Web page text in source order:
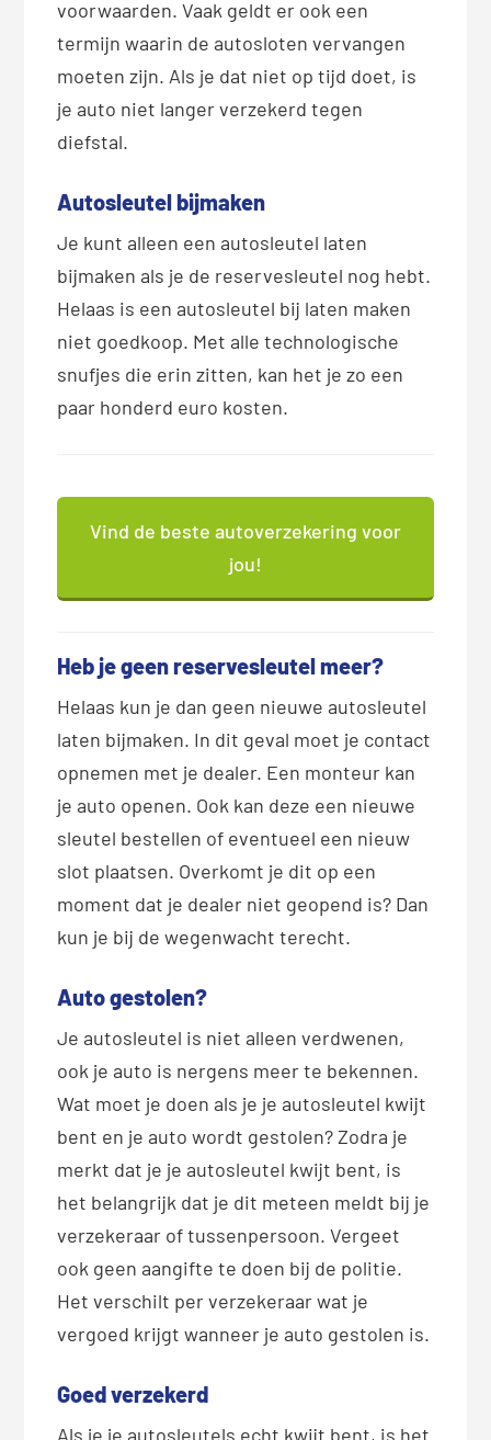
voorwaarden. Vaak geldt er ook een
termijn waarin de autosloten vervangen
moeten zijn. Als je dat niet op tijd doet, is
je auto niet langer verzekerd tegen
diefstal.
Autosleutel bijmaken
Je kunt alleen een autosleutel laten
bijmaken als je de reservesleutel nog hebt.
Helaas is een autosleutel bij laten maken
niet goedkoop. Met alle technologische
snufjes die erin zitten, kan het je zo een
paar honderd euro kosten.
Vind de beste autoverzekering voor
jou!
Heb je geen reservesleutel meer?
Helaas kun je dan geen nieuwe autosleutel
laten bijmaken. In dit geval moet je contact
opnemen met je dealer. Een monteur kan
je auto openen. Ook kan deze een nieuwe
sleutel bestellen of eventueel een nieuw
slot plaatsen. Overkomt je dit op een
moment dat je dealer niet geopend is? Dan
kun je bij de wegenwacht terecht.
Auto gestolen?
Je autosleutel is niet alleen verdwenen,
ook je auto is nergens meer te bekennen.
Wat moet je doen als je je autosleutel kwijt
bent en je auto wordt gestolen? Zodra je
merkt dat je je autosleutel kwijt bent, is
het belangrijk dat je dit meteen meldt bij je
verzekeraar of tussenpersoon. Vergeet
ook geen aangifte te doen bij de politie.
Het verschilt per verzekeraar wat je
vergoed krijgt wanneer je auto gestolen is.
Goed verzekerd
Als je je autosleutels echt kwijt bent, is het